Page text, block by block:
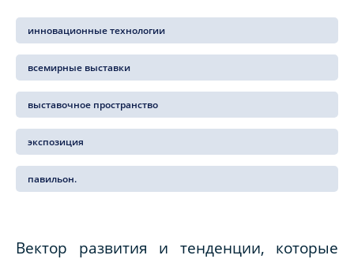
инновационные технологии
всемирные выставки
выставочное пространство
экспозиция
павильон.
Вектор развития и тенденции, которые